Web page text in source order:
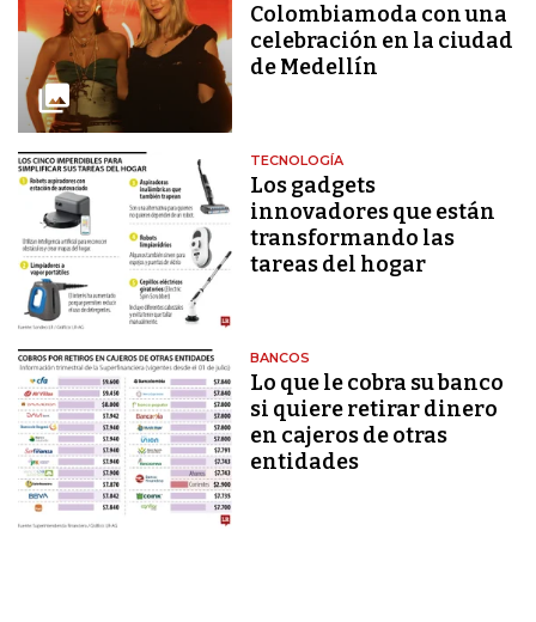
Colombiamoda con una
celebración en la ciudad
de Medellín
TECNOLOGÍA
Los gadgets
innovadores que están
transformando las
tareas del hogar
BANCOS
Lo que le cobra su banco
si quiere retirar dinero
en cajeros de otras
entidades